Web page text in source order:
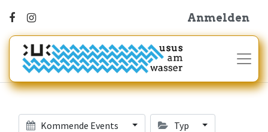
Anmelden
Kommende Events Typ